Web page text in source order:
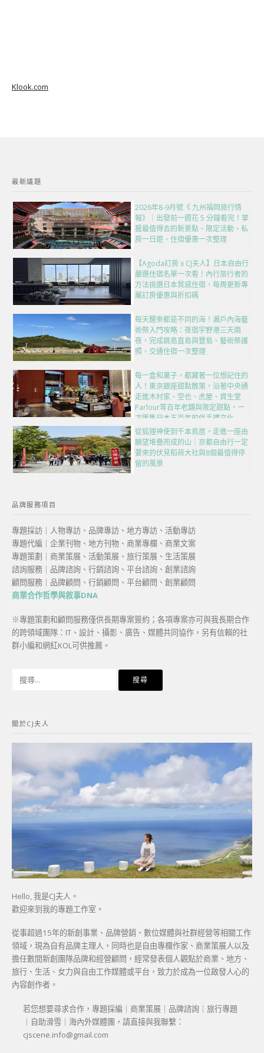
Klook.com
最新議題
2026年8-9月號《 九州福岡旅行情
報》｜出發前一週花 5 分鐘看完！掌
握最值得去的新景點、限定活動、私
房一日遊、住宿優惠一次整理
【Agoda訂房 x CJ夫人】日本自由行
嚴選住宿名單一次看！內行旅行者的
方法挑選日本質感住宿，每周更新專
屬訂房優惠與折扣碼
每天醒來都是不同的海！瀨戶內海藝
術祭入門攻略：夜宿宇野港三天兩
夜，完成跳島直島與豐島、藝術祭護
照、交通住宿一次整理
每一盒和菓子，都藏著一位想記住的
人！東京銀座甜點散策，沿著中央通
走進木村家、空也、虎屋、資生堂
Parlour等百年老舖與限定甜點，一
次匯集日本五百年的伴手禮文化
從狐狸神使到千本鳥居，走進一座由
願望堆疊而成的山｜京都自由行一定
要來的伏見稻荷大社與8個最值得停
留的風景
品牌服務項目
專題採訪｜人物專訪、品牌專訪、地方專訪、活動專訪
專題代編｜企業刊物、地方刊物、商業專欄、商業文案
專題策劃｜商業策展、活動策展、旅行策展、生活策展
諮詢服務｜品牌諮詢、行銷諮詢、平台諮詢、創業諮詢
顧問服務｜品牌顧問、行銷顧問、平台顧問、創業顧問
商業合作哲學與敘事DNA
※專題策劃和顧問服務僅供長期專案簽約；各項專案亦可與我長期合作
的跨領域團隊：IT、設計、攝影、廣告、媒體共同協作，另有信賴的社
群小編和網紅KOL可供推薦。
字:
關於CJ夫人
Hello, 我是CJ夫人。
歡迎來到我的專題工作室。
從事超過15年的新創事業、品牌營銷、數位媒體與社群經營等相關工作
領域，現為自有品牌主理人，同時也是自由專欄作家、商業策展人以及
擔任數間新創團隊品牌和經營顧問，經常發表個人觀點於商業、地方、
旅行、生活、女力與自由工作媒體或平台，致力於成為一位啟發人心的
內容創作者。
若您想要尋求合作，專題採編｜商業策展｜品牌諮詢｜旅行專題
｜自助滑雪｜海內外媒體團，請直接與我聯繫：
cjscene.info@gmail.com